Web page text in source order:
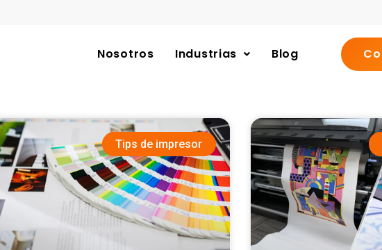
Nosotros Industrias Blog
Tips de impresor